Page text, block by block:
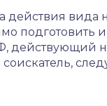
действия вида
подготовить
действующий
соискатель,